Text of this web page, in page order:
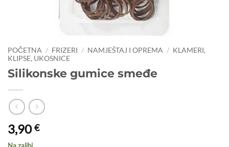
POČETNA / FRIZERI / NAMJEŠTAJ I OPREMA / KLAMERI,
KLIPSE, UKOSNICE
Silikonske gumice smeđe
3,90€